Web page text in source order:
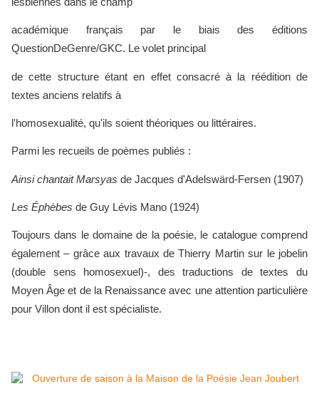
académique français par le biais des éditions
QuestionDeGenre/GKC. Le volet principal
de cette structure étant en effet consacré à la réédition de
textes anciens relatifs à
l'homosexualité, qu'ils soient théoriques ou littéraires.
Parmi les recueils de poèmes publiés :
Ainsi chantait Marsyas de Jacques d'Adelswärd-Fersen (1907)
Les Éphèbes de Guy Lévis Mano (1924)
Toujours dans le domaine de la poésie, le catalogue comprend
également – grâce aux travaux de Thierry Martin sur le jobelin
(double sens homosexuel)-, des traductions de textes du
Moyen Âge et de la Renaissance avec une attention particulière
pour Villon dont il est spécialiste.